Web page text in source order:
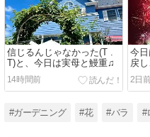
信じるんじゃなかった(T .
T)と、今日は実母と鰻重♫
14時間前
今日
戻
2日
#ガーデニング #花 #バラ #